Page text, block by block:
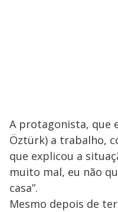
A protagonista, que
Öztürk) a trabalho,
que explicou a
muito mal, eu não
casa”.
Mesmo depois de